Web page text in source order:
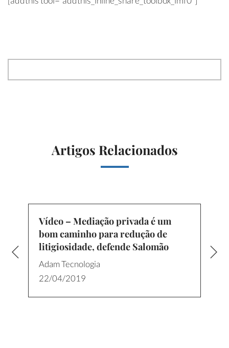
Artigos Relacionados
Vídeo – Mediação privada é um
bom caminho para redução de
litigiosidade, defende Salomão
Adam Tecnologia
22/04/2019